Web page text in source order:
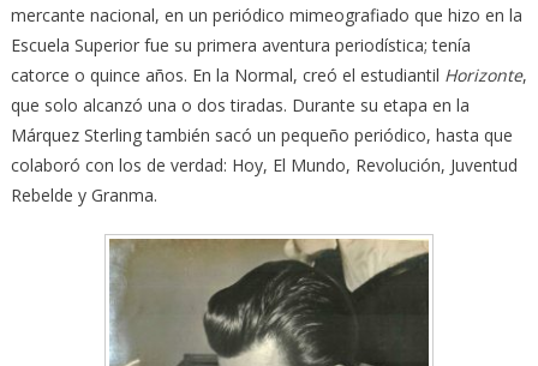
mercante nacional, en un periódico mimeografiado que hizo en la
Escuela Superior fue su primera aventura periodística; tenía
catorce o quince años. En la Normal, creó el estudiantil Horizonte,
que solo alcanzó una o dos tiradas. Durante su etapa en la
Márquez Sterling también sacó un pequeño periódico, hasta que
colaboró con los de verdad: Hoy, El Mundo, Revolución, Juventud
Rebelde y Granma.